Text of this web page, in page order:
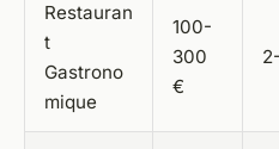
Restauran
t
Gastrono
mique
100-
300
€